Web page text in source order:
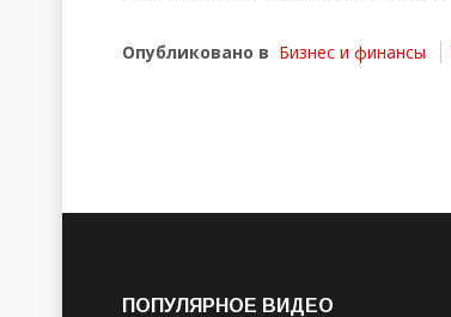
Опубликовано в Бизнес и финансы
ПОПУЛЯРНОЕ ВИДЕО